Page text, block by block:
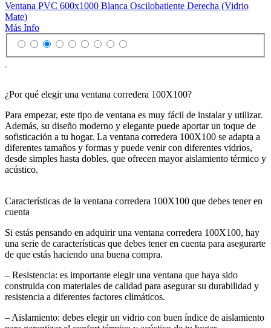
Ventana PVC 600x1000 Blanca Oscilobatiente Derecha (Vidrio
Mate)
Más Info
¿Por qué elegir una ventana corredera 100X100?
Para empezar, este tipo de ventana es muy fácil de instalar y utilizar.
Además, su diseño moderno y elegante puede aportar un toque de
sofisticación a tu hogar. La ventana corredera 100X100 se adapta a
diferentes tamaños y formas y puede venir con diferentes vidrios,
desde simples hasta dobles, que ofrecen mayor aislamiento térmico y
acústico.
Características de la ventana corredera 100X100 que debes tener en
cuenta
Si estás pensando en adquirir una ventana corredera 100X100, hay
una serie de características que debes tener en cuenta para asegurarte
de que estás haciendo una buena compra.
– Resistencia: es importante elegir una ventana que haya sido
construida con materiales de calidad para asegurar su durabilidad y
resistencia a diferentes factores climáticos.
– Aislamiento: debes elegir un vidrio con buen índice de aislamiento